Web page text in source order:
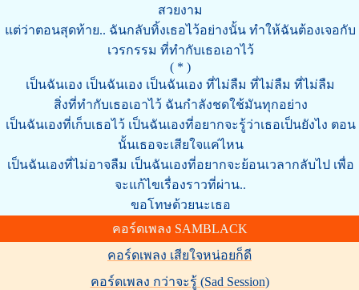
สวยงาม
แต่ว่าตอนสุดท้าย.. ฉันกลับทิ้งเธอไว้อย่างนั้น ทำให้ฉันต้องเจอกับ
เวรกรรม ที่ทำกับเธอเอาไว้
( * )
เป็นฉันเอง เป็นฉันเอง เป็นฉันเอง ที่ไม่ลืม ที่ไม่ลืม ที่ไม่ลืม
สิ่งที่ทำกับเธอเอาไว้ ฉันกำลังชดใช้มันทุกอย่าง
เป็นฉันเองที่เก็บเธอไว้ เป็นฉันเองที่อยากจะรู้ว่าเธอเป็นยังไง ตอน
นั้นเธอจะเสียใจแค่ไหน
เป็นฉันเองที่ไม่อาจลืม เป็นฉันเองที่อยากจะย้อนเวลากลับไป เพื่อ
จะแก้ไขเรื่องราวที่ผ่าน..
ขอโทษด้วยนะเธอ
คอร์ดเพลง SAMBLACK
คอร์ดเพลง เสียใจหน่อยก็ดี
คอร์ดเพลง กว่าจะรู้ (Sad Session)